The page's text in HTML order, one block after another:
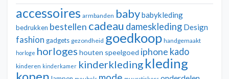
accessoires armbanden babybabykleding
bedrukken bestellen cadeau dameskleding Design
fashion gadgets gezondheid goedkoop handgemaakt
horloge horloges houten speelgoed iphone kado
kinderen kinderkamer kinderkleding kleding